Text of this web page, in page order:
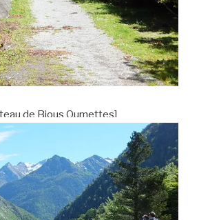
de Bious Oumettes]